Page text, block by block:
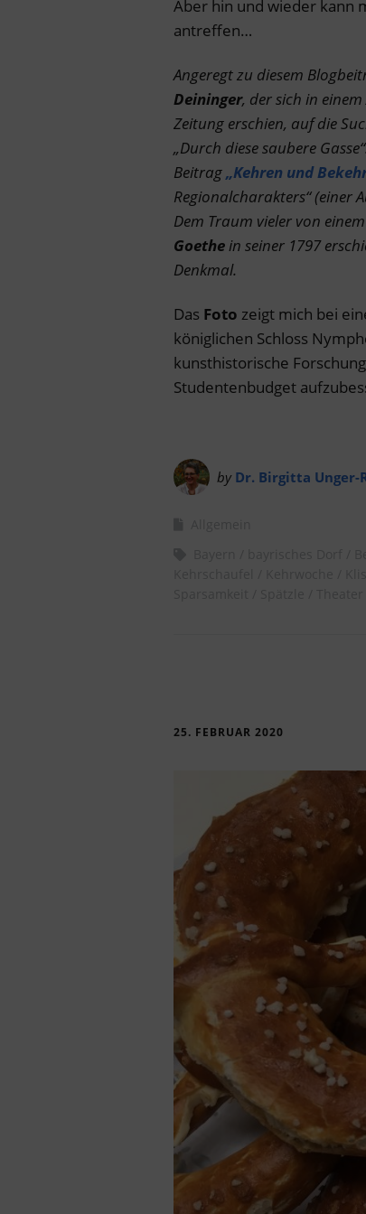
Aber hin und wieder kann
antreffen…
Angeregt zu diesem
Deininger, der sich in
Zeitung erschien, auf die
„Durch diese saubere
Beitrag„Kehren und
Regionalcharakters“ (einer
Dem Traum vieler von
Goethein seiner 1797
Denkmal.
Das Foto zeigt mich bei
königlichen Schloss
kunsthistorische
Studentenbudget
by Dr. Birgitta Unger-
25. FEBRUAR 2020